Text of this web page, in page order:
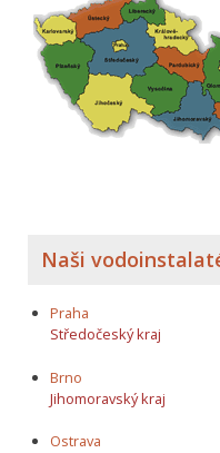
Naši
Praha
Středočeský kraj
Brno
Jihomoravský kraj
Ostrava